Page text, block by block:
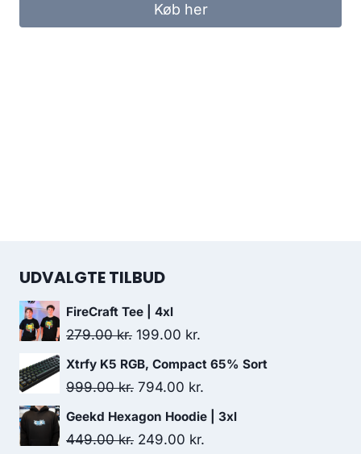
199.00 kr..
Køb her
UDVALGTE TILBUD
FireCraft Tee | 4xl
279.00kr. Original
price
was:
199.00 kr.
price
is:
199.00 kr..
Xtrfy K5 RGB, Compact 65% Sort
999.00kr. Original
price
was:
794.00 kr.
price
Geekd Hexagon Hoodie | 3xl
449.00kr. Original
249.00 kr.